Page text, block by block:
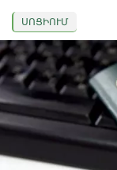
ՍՈՑԻՈՒՄ